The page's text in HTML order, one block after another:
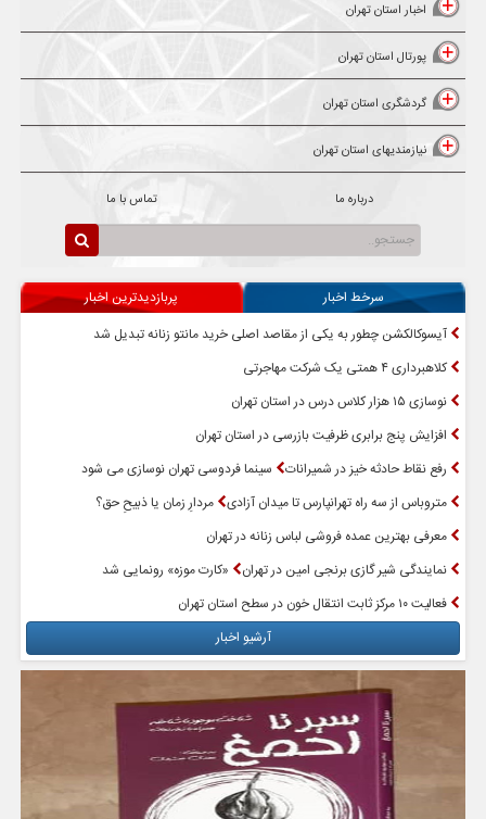
اخبار استان تهران
پورتال استان تهران
گردشگری استان تهران
نیازمندیهای استان تهران
درباره ما تماس با ما
سرخط اخبار
پربازدیدترین اخبار
آیسوکالکشن چطور به یکی از مقاصد اصلی خرید مانتو زنانه تبدیل شد
کلاهبرداری ۴ همتی یک شرکت مهاجرتی
نوسازی ۱۵ هزار کلاس درس در استان تهران
افزایش پنج برابری ظرفیت بازرسی در استان تهران
رفع نقاط حادثه خیز در شمیرانات
سینما فردوسی تهران نوسازی می شود
متروباس از سه راه تهرانپارس تا میدان آزادی مردارِ زمان یا ذبیحِ حق؟
معرفی بهترین عمده فروشی لباس زنانه در تهران
نمایندگی شیر گازی برنجی امین در تهران
«کارت موزه» رونمایی شد
فعالیت ۱۰ مرکز ثابت انتقال خون در سطح استان تهران
آرشیو اخبار